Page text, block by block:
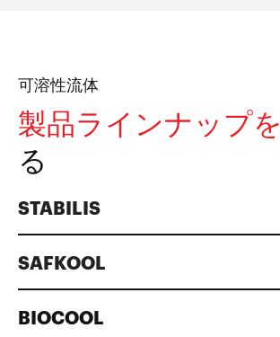
可溶性流体
製品ラインナップを
る
STABILIS
SAFKOOL
BIOCOOL